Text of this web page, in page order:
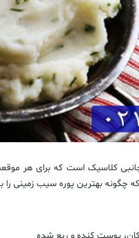
کلاسیک است که برای هر
بهترین پوره سیب زمینی را